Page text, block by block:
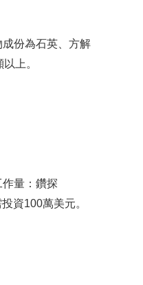
份為石英、方解
上。
量：鑽探
資100萬美元。